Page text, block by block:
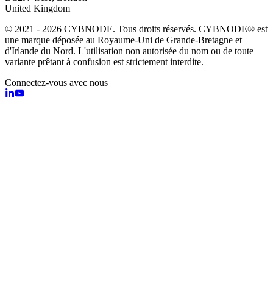
United Kingdom
© 2021 - 2026 CYBNODE. Tous droits réservés. CYBNODE® est
une marque déposée au Royaume-Uni de Grande-Bretagne et
d'Irlande du Nord. L'utilisation non autorisée du nom ou de toute
variante prêtant à confusion est strictement interdite.
Connectez-vous avec nous